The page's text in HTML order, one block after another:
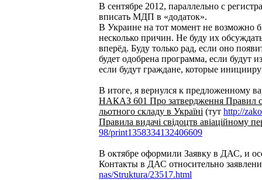
В сентябре 2012, параллельно с
вписать МДП в «додаток».
В Украине на тот момент не возможно
несколько причин. Не буду их
вперёд. Буду только рад, если оно
будет одобрена программа, если будут
если будут граждане, которые
В итоге, я вернулся к предложенному
НАКАЗ 601 Про затвердження Правил
льотного складу в Україні (тут http://
Правила видачі свідоцтв авіаційному
98/print1358334132406609
В октябре оформили Заявку в ДАС, и
Контакты в ДАС относительно
nas/Struktura/23517.html